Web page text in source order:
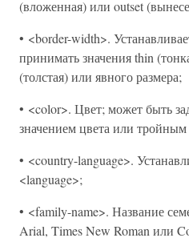
(вложенная) или outset
• <border-width>.
принимать значения thin
(толстая) или явного размера;
• <color>. Цвет; может быть
значением цвета или
• <country-language>.
<language>;
• <family-name>. Название
Arial, Times New Roman или